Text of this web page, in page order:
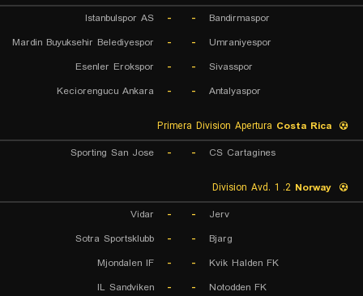
Bandirmaspor
-
-
Istanbulspor AS
Umraniyespor
-
-
Mardin Buyuksehir Belediyespor
Sivasspor
-
-
Esenler Erokspor
Antalyaspor
-
-
Keciorengucu Ankara
Costa Rica
CS Cartagines
-
-
Sporting San Jose
Norway
Jerv
-
-
Vidar
Bjarg
-
-
Sotra Sportsklubb
Kvik Halden FK
-
-
Mjondalen IF
Notodden FK
-
-
IL Sandviken